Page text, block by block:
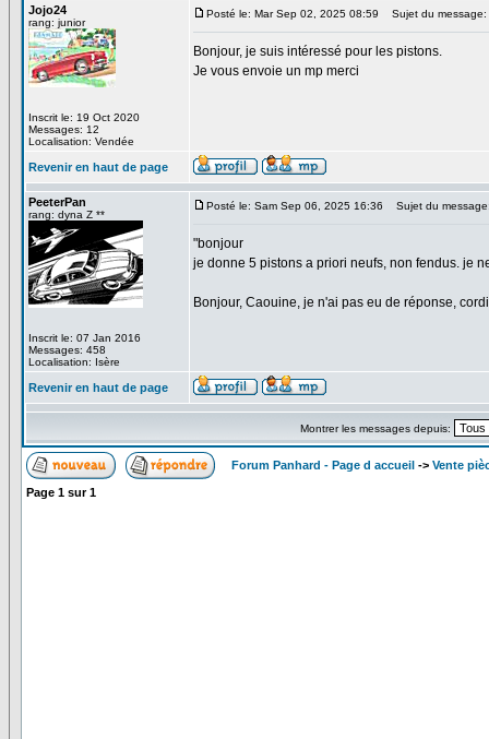
Jojo24
rang: junior
Inscrit le: 19 Oct 2020
Messages: 12
Localisation: Vendée
Posté le: Mar Sep 02, 2025 08:59 Sujet du message:
Bonjour, je suis intéressé pour les pistons.
Je vous envoie un mp merci
Revenir en haut de page
PeeterPan
rang: dyna Z **
Inscrit le: 07 Jan 2016
Messages: 458
Localisation: Isère
Posté le: Sam Sep 06, 2025 16:36 Sujet du
"bonjour
je donne 5 pistons a priori neufs, non fendus. je
Bonjour, Caouine, je n'ai pas eu de réponse,
Revenir en haut de page
Montrer les messages depuis:
Forum Panhard - Page d accueil -> Vente
Page 1 sur1